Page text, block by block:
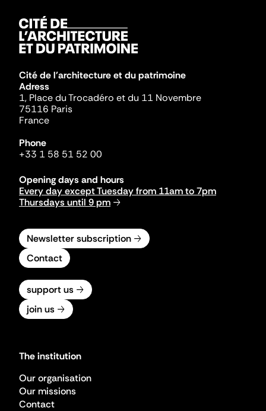
Cité de l'architecture et du patrimoine
Adress
1, Place du Trocadéro et du 11 Novembre
75116 Paris
France
Phone
+33 1 58 51 52 00
Opening days and hours
Every day except Tuesday from 11am to 7pm
Thursdays until 9 pm
Newsletter subscription
Contact
support us
join us
The institution
Our organisation
Our missions
Contact